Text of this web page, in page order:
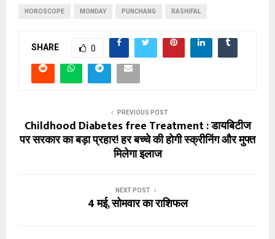
HOROSCOPE MONDAY PUNCHANG RASHIFAL
SHARE 0
PREVIOUS POST
Childhood Diabetes free Treatment : डायबिटीज
पर सरकार का बड़ा प्रहार! हर बच्चे की होगी स्क्रीनिंग और मुफ्त
मिलेगा इलाज
NEXT POST
4 मई, सोमवार का राशिफल